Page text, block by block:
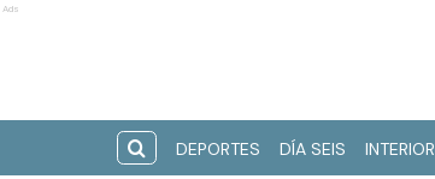
Ads
DEPORTES DÍA SEIS INTERIOR